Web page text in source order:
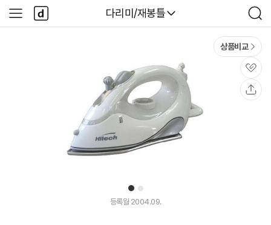
다나와
다리미/재봉틀
검
색
사
이
다
나
와
1 2
상품비교
관
심
등록월 2004.09.